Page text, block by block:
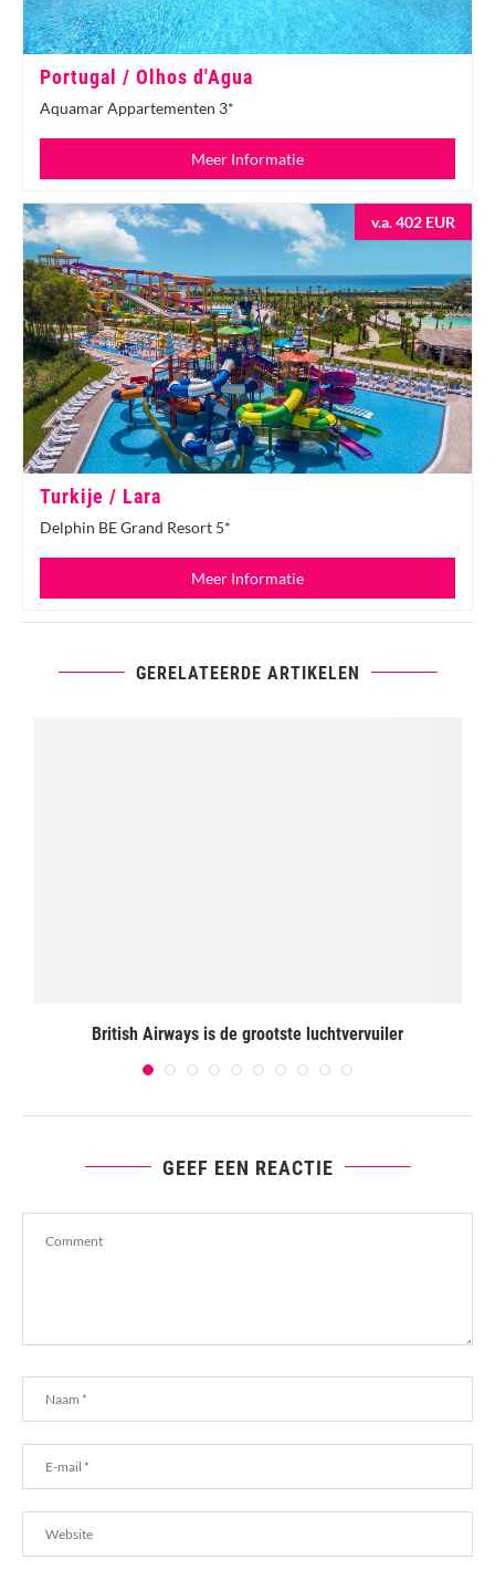
Portugal / Olhos d'Agua
Aquamar Appartementen 3*
Meer Informatie
v.a. 402 EUR
Turkije / Lara
Delphin BE Grand Resort 5*
Meer Informatie
GERELATEERDE ARTIKELEN
British Airways is de grootste luchtvervuiler
GEEF EEN REACTIE